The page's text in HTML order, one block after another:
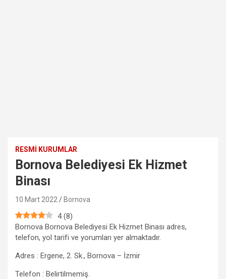
RESMI KURUMLAR
Bornova Belediyesi Ek Hizmet
Binası
10 Mart 2022 Bornova
4 (8)
Bornova Bornova Belediyesi Ek Hizmet Binası adres,
telefon, yol tarifi ve yorumları yer almaktadır.
Adres : Ergene, 2. Sk., Bornova – İzmir
Telefon : Belirtilmemiş.